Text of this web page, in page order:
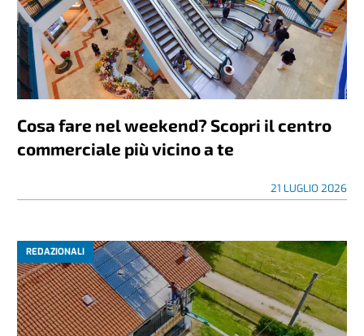
Cosa fare nel weekend? Scopri il centro
commerciale più vicino a te
21 LUGLIO 2026
REDAZIONALI